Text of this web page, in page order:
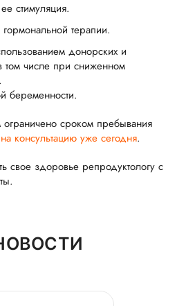
стимуляция.
терапии.
донорских и
том числе при сниженном
беременности.
ограничено сроком пребывания
консультацию уже сегодня.
свое здоровье репродуктологу с